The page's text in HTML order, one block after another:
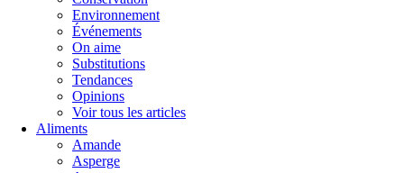
Environnement
Événements
On aime
Substitutions
Tendances
Opinions
Voir tous les articles
Aliments
Amande
Asperge